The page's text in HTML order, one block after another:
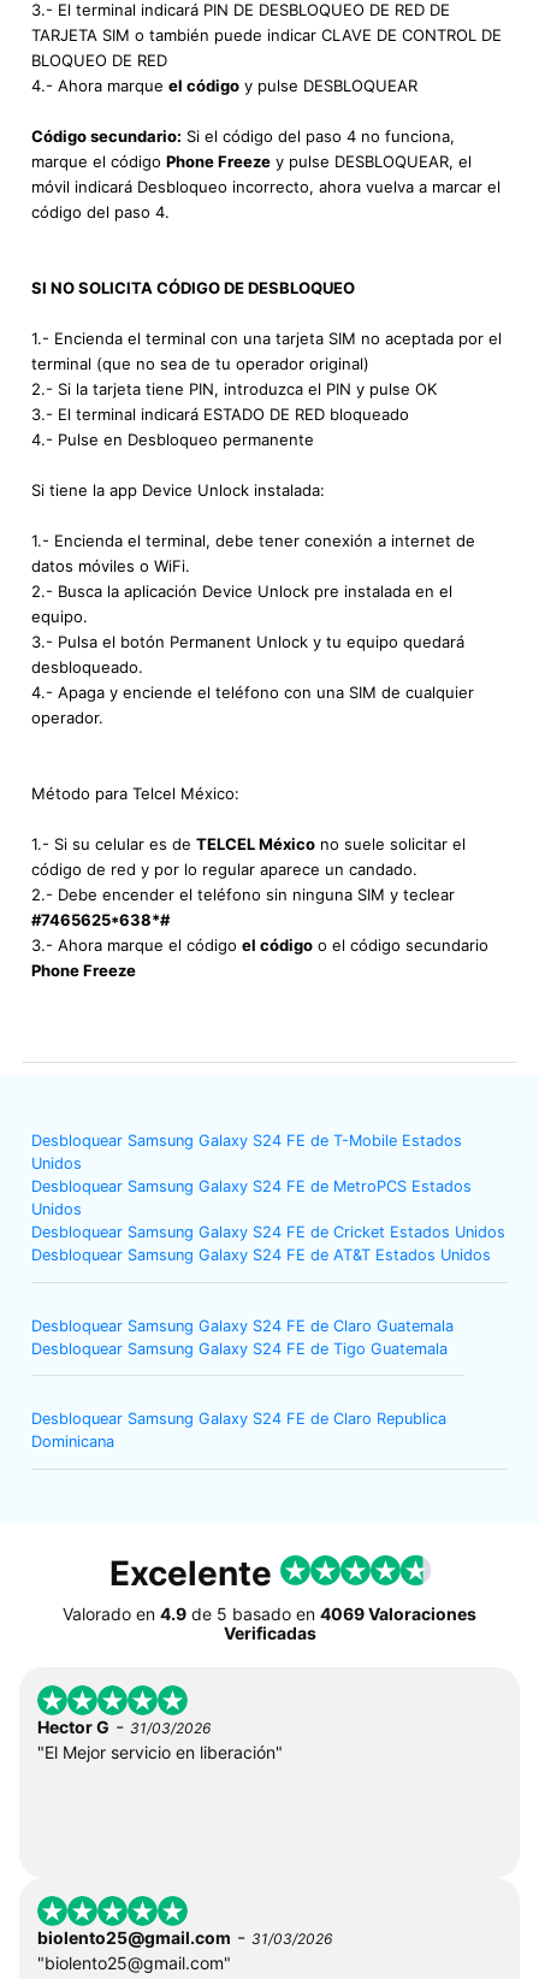
3.- El terminal indicará PIN DE DESBLOQUEO DE RED DE
TARJETA SIM o también puede indicar CLAVE DE CONTROL DE
BLOQUEO DE RED
4.- Ahora marque el código y pulse DESBLOQUEAR
Código secundario: Si el código del paso 4 no funciona,
marque el código Phone Freeze y pulse DESBLOQUEAR, el
móvil indicará Desbloqueo incorrecto, ahora vuelva a marcar el
código del paso 4.
SI NO SOLICITA CÓDIGO DE DESBLOQUEO
1.- Encienda el terminal con una tarjeta SIM no aceptada por el
terminal (que no sea de tu operador original)
2.- Si la tarjeta tiene PIN, introduzca el PIN y pulse OK
3.- El terminal indicará ESTADO DE RED bloqueado
4.- Pulse en Desbloqueo permanente
Si tiene la app Device Unlock instalada:
1.- Encienda el terminal, debe tener conexión a internet de
datos móviles o WiFi.
2.- Busca la aplicación Device Unlock pre instalada en el
equipo.
3.- Pulsa el botón Permanent Unlock y tu equipo quedará
desbloqueado.
4.- Apaga y enciende el teléfono con una SIM de cualquier
operador.
Método para Telcel México:
1.- Si su celular es de TELCEL México no suele solicitar el
código de red y por lo regular aparece un candado.
2.- Debe encender el teléfono sin ninguna SIM y teclear
#7465625*638*#
3.- Ahora marque el código el código o el código secundario
Phone Freeze
Desbloquear Samsung Galaxy S24 FE de T-Mobile Estados
Unidos
Desbloquear Samsung Galaxy S24 FE de MetroPCS Estados
Unidos
Desbloquear Samsung Galaxy S24 FE de Cricket Estados Unidos
Desbloquear Samsung Galaxy S24 FE de AT&T Estados Unidos
Desbloquear Samsung Galaxy S24 FE de Claro Guatemala
Desbloquear Samsung Galaxy S24 FE de Tigo Guatemala
Desbloquear Samsung Galaxy S24 FE de Claro Republica
Dominicana
Excelente
Valorado en 4.9 de 5 basado en 4069 Valoraciones
Verificadas
Hector G - 31/03/2026
"El Mejor servicio en liberación"
biolento25@gmail.com - 31/03/2026
"biolento25@gmail.com"